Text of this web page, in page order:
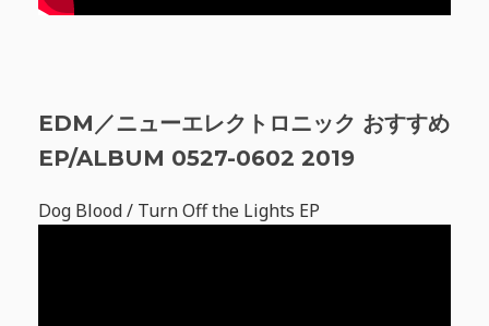
EDM／ニューエレクトロニック おすすめ
EP/ALBUM 0527-0602 2019
Dog Blood / Turn Off the Lights EP